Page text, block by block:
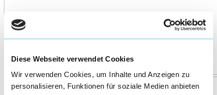
Diese Webseite verwendet Cookies
Wir verwenden Cookies, um Inhalte und Anzeigen zu
personalisieren, Funktionen für soziale Medien anbieten